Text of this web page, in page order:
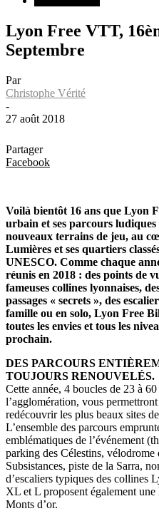
Lyon Free VTT,
Septembre
Par
Christophe Vérité
-
27 août 2018
Partager
Facebook
Voilà bientôt 16 ans que Lyon
urbain et ses parcours ludiques
nouveaux terrains de jeu, au
Lumières et ses quartiers
UNESCO. Comme chaque
réunis en 2018 : des points de
fameuses collines lyonnaises,
passages « secrets », des
famille ou en solo, Lyon Free
toutes les envies et tous les
prochain.
DES PARCOURS
TOUJOURS RENOUVELÉS.
Cette année, 4 boucles de 23 à
l’agglomération, vous
redécouvrir les plus beaux sites
L’ensemble des parcours
emblématiques de l’événement
parking des Célestins, vélodrome
Subsistances, piste de la Sarra,
d’escaliers typiques des collines
XL et L proposent également une
Monts d’or.